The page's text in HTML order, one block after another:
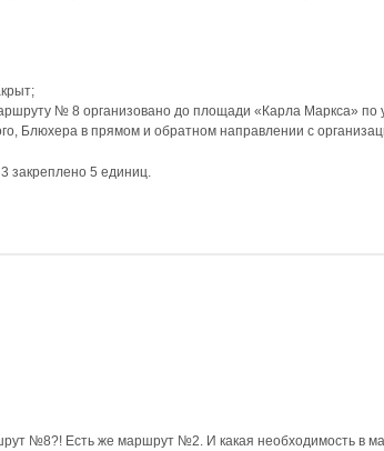
№ 8 организовано до площади «Карла Маркса» по
Блюхера в прямом и обратном направлении с
закреплено 5 единиц.
№8?! Есть же маршрут №2. И какая необходимость в